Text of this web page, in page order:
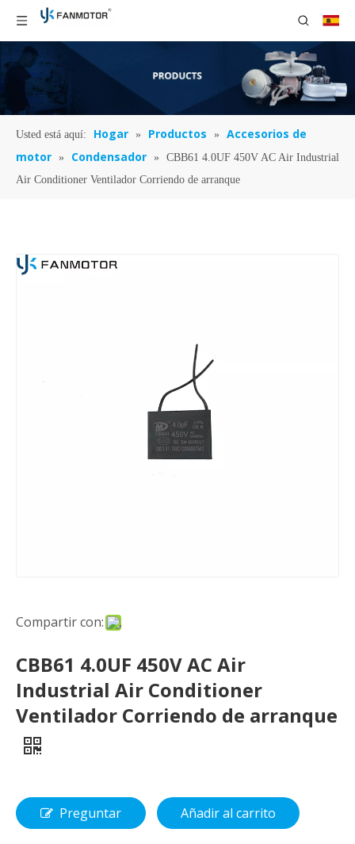
Usted está aquí: Hogar » Productos »
Accesorios de
motor » Condensador »
CBB61 4.0UF 450V AC Air Industrial
Air Conditioner Ventilador Corriendo de arranque
Compartir con:
CBB61 4.0UF 450V AC Air
Industrial Air Conditioner
Ventilador Corriendo de arranque
Preguntar Añadir al carrito